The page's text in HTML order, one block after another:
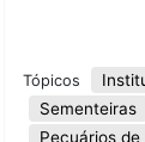
Tópicos
Sementeiras
Pecuários